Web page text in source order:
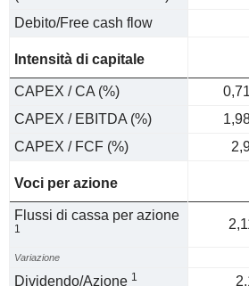
Debito/Free cash flow
Intensità di capitale
CAPEX / CA (%)
CAPEX / EBITDA (%)
CAPEX / FCF (%)
Voci per azione
Flussi di cassa per azione
1
Variazione
Dividendo/Azione 1